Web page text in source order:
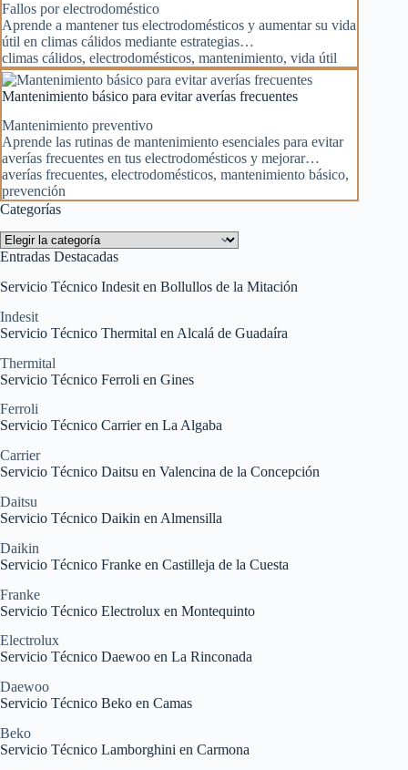
Fallos por electrodoméstico
Aprende a mantener tus electrodomésticos y aumentar su vida
útil en climas cálidos mediante estrategias…
climas cálidos, electrodomésticos, mantenimiento, vida útil
Mantenimiento básico para evitar averías frecuentes
Mantenimiento preventivo
Aprende las rutinas de mantenimiento esenciales para evitar
averías frecuentes en tus electrodomésticos y mejorar…
averías frecuentes, electrodomésticos, mantenimiento básico,
prevención
Categorías
Categorías
Entradas Destacadas
Servicio Técnico Indesit en Bollullos de la Mitación
Indesit
Servicio Técnico Thermital en Alcalá de Guadaíra
Thermital
Servicio Técnico Ferroli en Gines
Ferroli
Servicio Técnico Carrier en La Algaba
Carrier
Servicio Técnico Daitsu en Valencina de la Concepción
Daitsu
Servicio Técnico Daikin en Almensilla
Daikin
Servicio Técnico Franke en Castilleja de la Cuesta
Franke
Servicio Técnico Electrolux en Montequinto
Electrolux
Servicio Técnico Daewoo en La Rinconada
Daewoo
Servicio Técnico Beko en Camas
Beko
Servicio Técnico Lamborghini en Carmona